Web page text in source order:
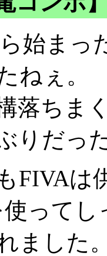
始まっ
ねぇ。
落ちま
りだ
FIVAは
って
ました